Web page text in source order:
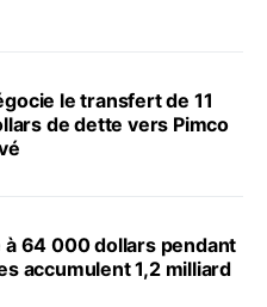
le transfert de 11
de dette vers Pimco
à 64 000 dollars pendant
accumulent 1,2 milliard